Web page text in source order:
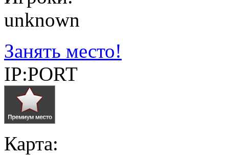
unknown
Занять место!
IP:PORT
Карта: